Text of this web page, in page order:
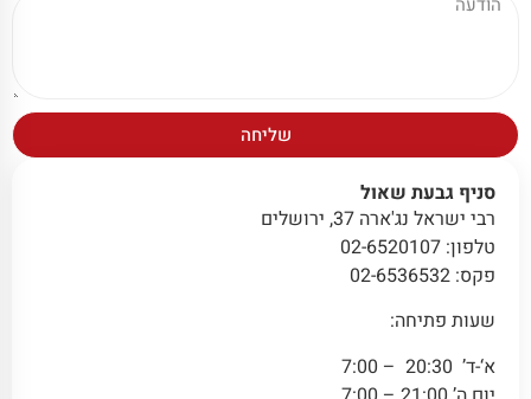
שליחה
סניף גבעת שאול
רבי ישראל נג'ארה 37, ירושלים
טלפון: 02-6520107
פקס: 02-6536532
שעות פתיחה:
א‘-ד’ 20:30 – 7:00